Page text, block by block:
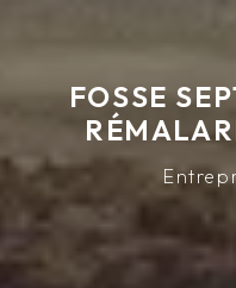
FOSSE